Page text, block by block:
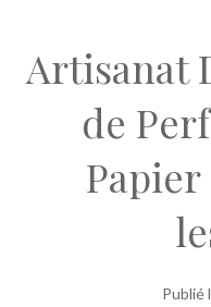
Artisanat
de
Publié